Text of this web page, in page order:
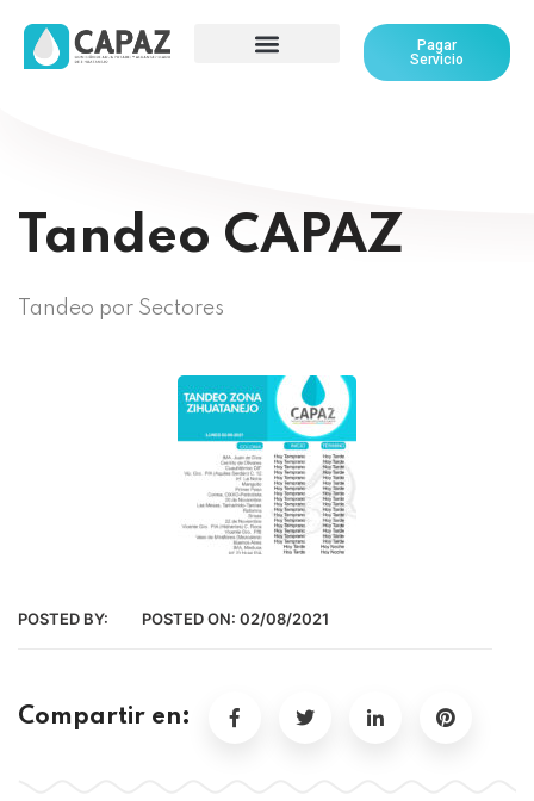
Pagar
Servicio
Tandeo CAPAZ
Tandeo por Sectores
POSTED BY: POSTED ON: 02/08/2021
Compartir en: